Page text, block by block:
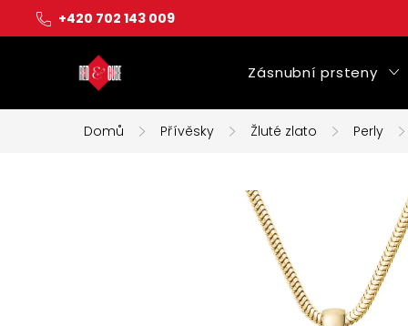
na
+420 702 143 009
Zásnubní prsteny
Domů Přívěsky Žluté zlato Perly